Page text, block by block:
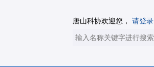
唐山科协欢迎您， 请登录